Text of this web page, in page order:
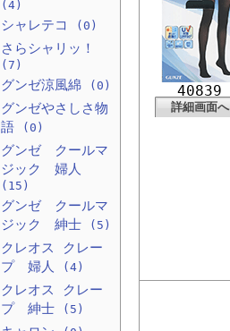
40839
詳細画面へ
(4)
シャレテコ (0)
さらシャリッ！
(7)
グンゼ涼風綿 (0)
グンゼやさしさ物
語
(0)
グンゼ クールマ
ジック 婦人
(15)
グンゼ クールマ
ジック 紳士
(5)
クレオス クレー
プ 婦人
(4)
クレオス クレー
プ 紳士
(5)